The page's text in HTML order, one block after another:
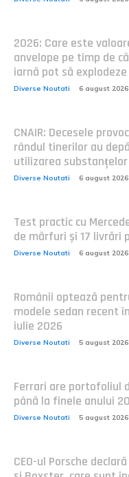
2026: Care este
anvelope pe timp de
iarnă pot să
Diverse Noutati 6 august 2026
CNAIR: Decesele
rândul tinerilor au
utilizarea
Diverse Noutati 6 august 2026
Test practic cu
de mărfuri și 17 livrări
Diverse Noutati 6 august 2026
Românii optează
modele sedan recent
iulie 2026
Diverse Noutati 5 august 2026
Ferrari are portofoliul
până la finele anului
Diverse Noutati 5 august 2026
CEO-ul Porsche